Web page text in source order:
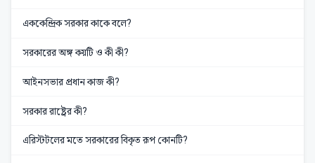
এককেন্দ্রিক সরকার কাকে বলে?
সরকারের অঙ্গ কয়টি ও কী কী?
আইনসভার প্রধান কাজ কী?
সরকার রাষ্ট্রের কী?
এরিস্টটলের মতে সরকারের বিকৃত রূপ কোনটি?